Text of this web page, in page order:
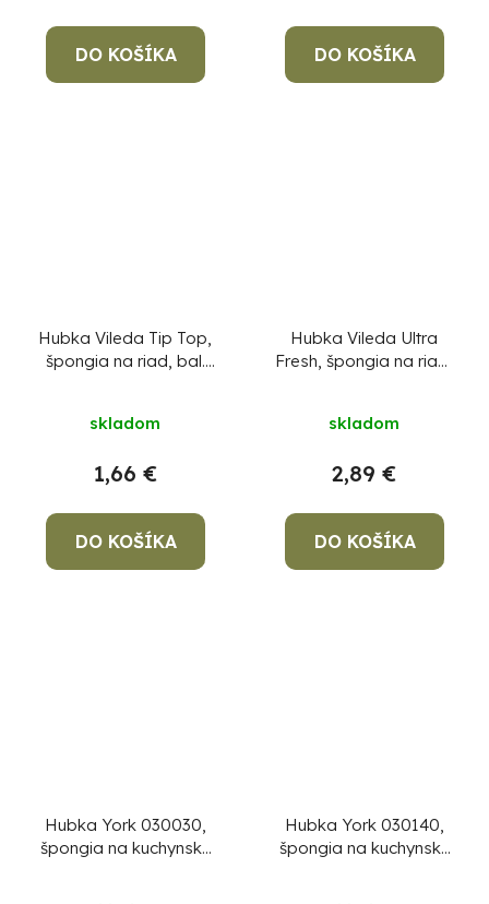
DO KOŠÍKA DO KOŠÍKA
Hubka Vileda Tip Top,
špongia na riad, bal.
skladom
1,66 €
DO KOŠÍKA
Hubka Vileda Ultra
Fresh, špongia na riad,
skladom
2,89 €
DO KOŠÍKA
Hubka York 030030,
špongia na kuchynský
Hubka York 030140,
špongia na kuchynský